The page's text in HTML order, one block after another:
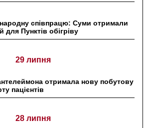
співпрацю: Суми отримали
для Пунктів обігріву
29 липня
отримала нову побутову
пацієнтів
28 липня